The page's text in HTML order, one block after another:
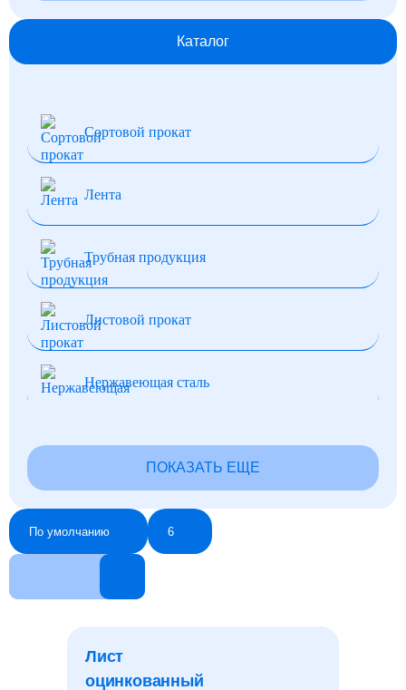
1.2
1.5
3
Каталог
Сортовой прокат
Лента
Трубная продукция
Листовой прокат
Нержавеющая сталь
Нихром и фехраль
Фольга
ПОКАЗАТЬ ЕЩЕ
По умолчанию 6
Лист
оцинкованный